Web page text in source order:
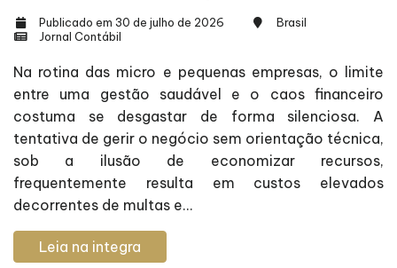
Publicado em 30 de julho de 2026
Brasil
Jornal Contábil
Na rotina das micro e pequenas empresas, o limite
entre uma gestão saudável e o caos financeiro
costuma se desgastar de forma silenciosa. A
tentativa de gerir o negócio sem orientação técnica,
sob a ilusão de economizar recursos,
frequentemente resulta em custos elevados
decorrentes de multas e...
Leia na integra